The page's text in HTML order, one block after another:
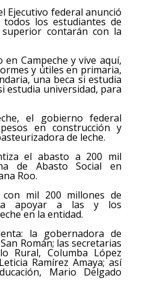
Ejecutivo federal anunció
los estudiantes de
contarán con la
Campeche y vive aquí,
y útiles en primaria,
una beca si estudia
estudia universidad, para
el gobierno federal
en construcción y
de leche.
el abasto a 200 mil
de Abasto Social en
Roo.
con mil 200 millones de
apoyar a las y los
en la entidad.
la gobernadora de
Román; las secretarias
Rural, Columba López
Ramírez Amaya; así
Mario Delgado